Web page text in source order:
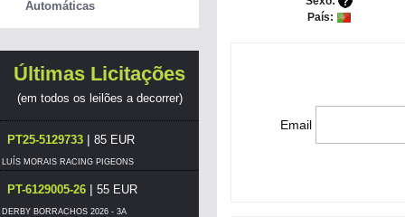
Automáticas
Últimas Licitações
(em todos os leilões a decorrer)
PT25-5129733 | 85 EUR
LUÍS MORAIS RACING PIGEONS
PT-6129005-26 | 55 EUR
DERBY BORRACHOS 2026 - 3A
País:
Email